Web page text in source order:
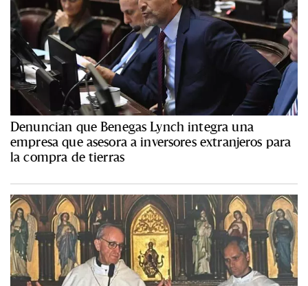
Denuncian que Benegas Lynch integra una
empresa que asesora a inversores extranjeros para
la compra de tierras